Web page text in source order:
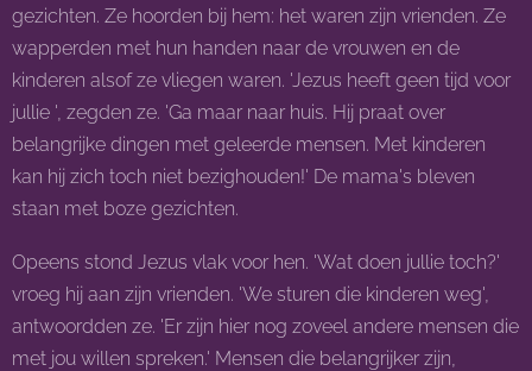
gezichten. Ze hoorden bij hem: het waren zijn vrienden. Ze
wapperden met hun handen naar de vrouwen en de
kinderen alsof ze vliegen waren. 'Jezus heeft geen tijd voor
jullie ', zegden ze. 'Ga maar naar huis. Hij praat over
belangrijke dingen met geleerde mensen. Met kinderen
kan hij zich toch niet bezighouden!' De mama's bleven
staan met boze gezichten.
Opeens stond Jezus vlak voor hen. 'Wat doen jullie toch?'
vroeg hij aan zijn vrienden. 'We sturen die kinderen weg',
antwoordden ze. 'Er zijn hier nog zoveel andere mensen die
met jou willen spreken.' Mensen die belangrijker zijn,